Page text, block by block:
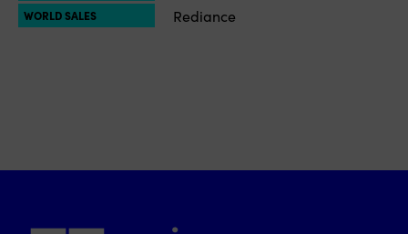
WORLD SALES Rediance